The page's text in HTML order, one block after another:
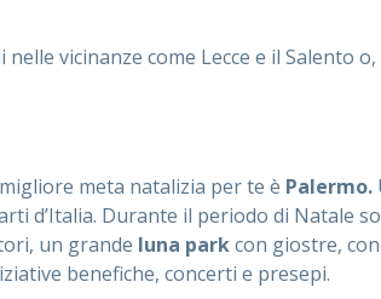
vicinanze come Lecce e il Salento o,
meta natalizia per te è Palermo.
d’Italia. Durante il periodo di Natale
un grande luna parkcon giostre,
benefiche, concerti e presepi.